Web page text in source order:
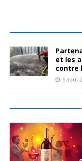
et les
contre
6 août